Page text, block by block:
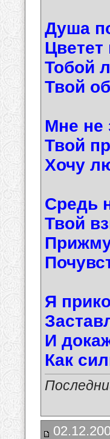
Душа
Цветет
Тобой
Твой
Мне не
Твой
Хочу
Средь
Твой
Я
И
Как